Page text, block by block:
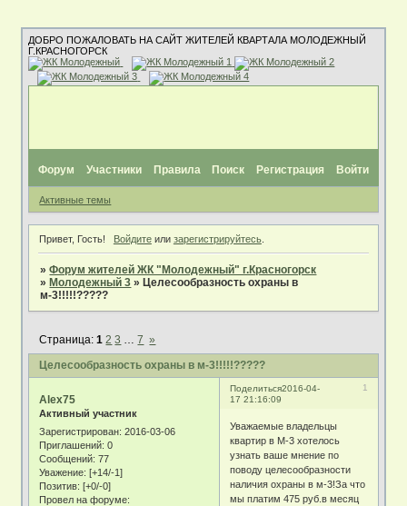
ДОБРО ПОЖАЛОВАТЬ НА САЙТ ЖИТЕЛЕЙ КВАРТАЛА МОЛОДЕЖНЫЙ
Г.КРАСНОГОРСК
Форум Участники Правила Поиск Регистрация Войти
Активные темы
Привет, Гость! Войдитеили зарегистрируйтесь.
»Форум жителей ЖК "Молодежный" г.Красногорск
» Молодежный 3 » Целесообразность охраны в
м-3!!!!!?????
Целесообразность охраны в м-3!!!!!?????
Страница:1 2 3 7 »
Поделиться 1
2016-04-
17 21:16:09
Alex75
Активный участник
Зарегистрирован: 2016-03-06
Приглашений: 0
Сообщений: 77
Уважение: [+14/-1]
Позитив: [+0/-0]
Провел на форуме:
Уважаемые владельцы
квартир в М-3 хотелось
узнать ваше мнение по
поводу целесообразности
наличия охраны в м-3!За что
мы платим 475 руб.в месяц